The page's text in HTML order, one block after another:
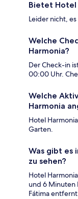
Bietet Hotel
Leider nicht,
Welche
Harmonia?
Der Check-in
00:00 Uhr.
Welche
Harmonia
Hotel
Garten.
Was gibt es
zu sehen?
Hotel
und 6 Minuten
Fátima